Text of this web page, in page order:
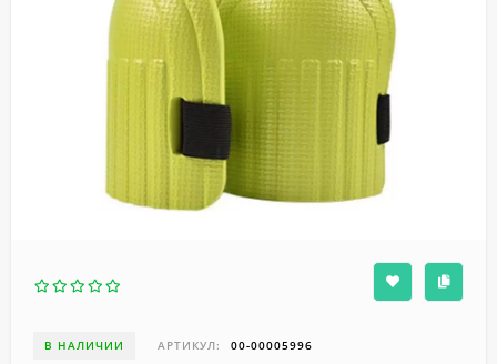
В НАЛИЧИИ АРТИКУЛ: 00-00005996